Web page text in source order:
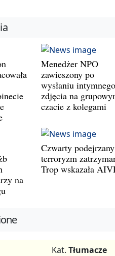
Menedżer NPO
zawieszony po
wysłaniu intymnego
zdjęcia na
czacie z kolegami
na
Czwarty
terroryzm
Trop wskazała
Kat. Tłumacze